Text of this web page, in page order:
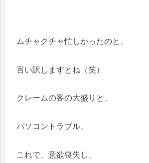
ムチャクチャ忙しかったのと、
言い訳しますとね（笑）
クレームの客の大盛りと、
パソコントラブル、
これで、意欲喪失し、